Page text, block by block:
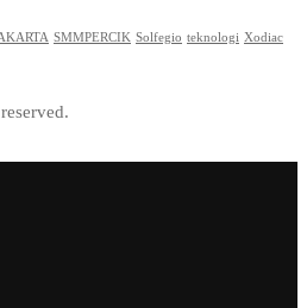
SMMPERCIK Solfegio teknologi Xodiac